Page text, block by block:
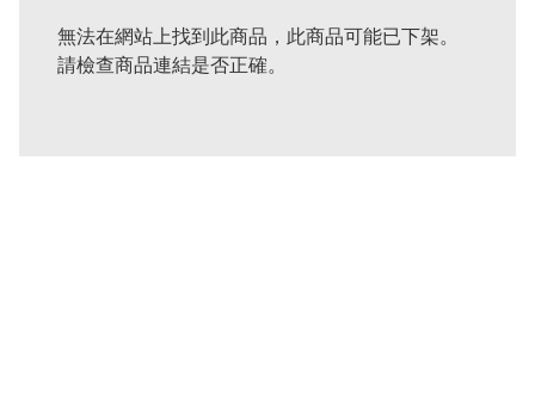
無法在網站上找到此商品，此商品可能已下架。
請檢查商品連結是否正確。